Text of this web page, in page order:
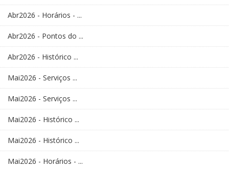
Abr2026 - Horários - ...
Abr2026 - Pontos do ...
Abr2026 - Histórico ...
Mai2026 - Serviços ...
Mai2026 - Serviços ...
Mai2026 - Histórico ...
Mai2026 - Histórico ...
Mai2026 - Horários - ...